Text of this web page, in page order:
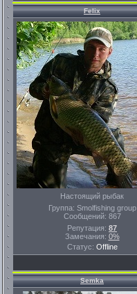
Felix
Настоящий рыбак
Группа: Smolfishing group
Сообщений: 867
Репутация: 87
Замечания: 0%
Статус: Offline
Semka